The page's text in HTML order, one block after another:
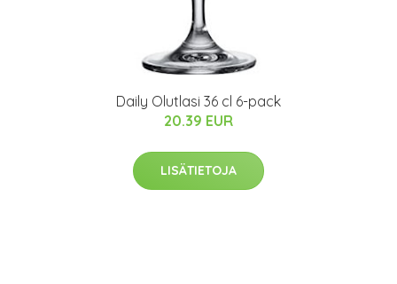
Daily Olutlasi 36 cl 6-pack
20.39 EUR
LISÄTIETOJA